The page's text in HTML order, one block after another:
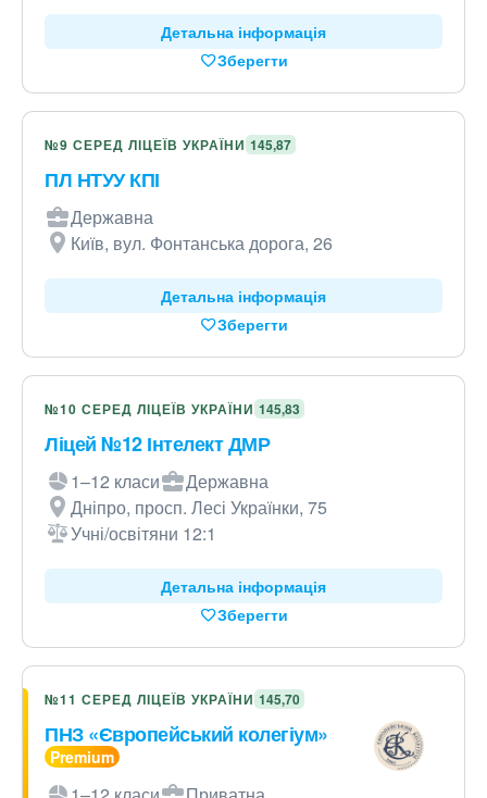
Детальна інформація
Зберегти
№9 СЕРЕД ЛІЦЕЇВ УКРАЇНИ 145,87
ПЛ НТУУ КПІ
Державна
Київ, вул. Фонтанська дорога, 26
Детальна інформація
Зберегти
№10 СЕРЕД ЛІЦЕЇВ УКРАЇНИ 145,83
Ліцей №12 Інтелект ДМР
1–12 класи
Державна
Дніпро, просп. Лесі Українки, 75
Учні/освітяни 12:1
Детальна інформація
Зберегти
№11 СЕРЕД ЛІЦЕЇВ УКРАЇНИ 145,70
ПНЗ «Європейський колегіум»